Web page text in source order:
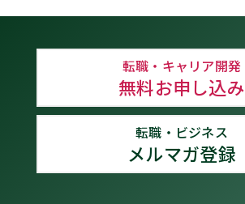
転職・キャリア開発
無料お申し込み
転職・ビジネス
メルマガ登録